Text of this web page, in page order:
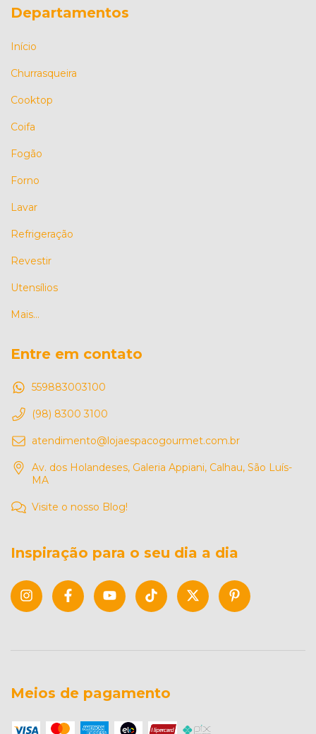
Departamentos
Início
Churrasqueira
Cooktop
Coifa
Fogão
Forno
Lavar
Refrigeração
Revestir
Utensílios
Mais...
Entre em contato
559883003100
(98) 8300 3100
atendimento@lojaespacogourmet.com.br
Av. dos Holandeses, Galeria Appiani, Calhau, São Luís-
MA
Visite o nosso Blog!
Inspiração para o seu dia a dia
Meios de pagamento